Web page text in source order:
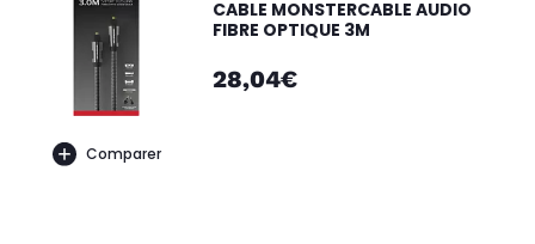
Comparer
CABLE MONSTERCABLE AUDIO
FIBRE OPTIQUE 3M
28,04€